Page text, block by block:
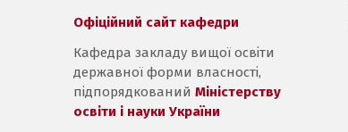
Офіційний сайт кафедри
Кафедра закладу вищої освіти
державної форми власності,
підпорядкований Міністерству
освіти і науки України